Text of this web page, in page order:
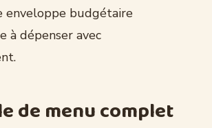
enveloppe budgétaire
à dépenser avec
de menu complet